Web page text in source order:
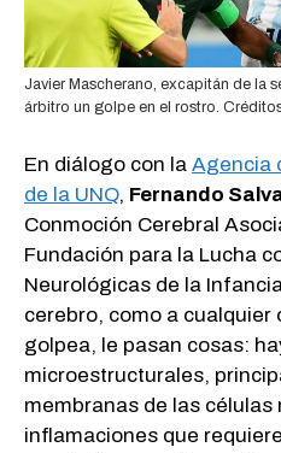
Javier Mascherano, excapitán de la
árbitro un golpe en el rostro.
En diálogo con la Agencia
de la UNQ, Fernando
Conmoción Cerebral
Fundación para la Lucha
Neurológicas de la
cerebro, como a cualquier
golpea, le pasan cosas:
microestructurales,
membranas de las células
inflamaciones que